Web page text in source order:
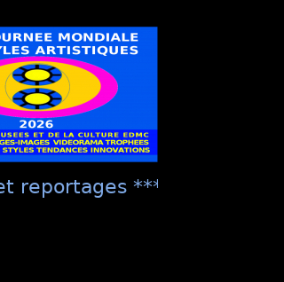
reportages ****
***** "La Présentation